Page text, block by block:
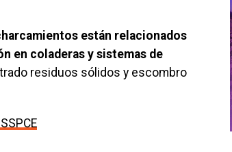
están relacionados
en coladeras y sistemas de
residuos sólidos y escombro